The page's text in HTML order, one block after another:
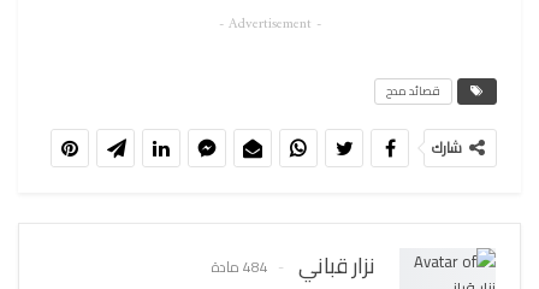
- Advertisement -
قصائد مدح
شارك
نزار قباني 484 مادة